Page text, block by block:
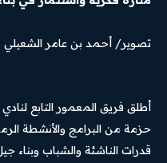
تصوير/ أحمد بن عامر الشعيلي
أطلق فريق المعمور التابع
حزمة من البرامج والأنشطة
قدرات الناشئة والشباب وبناء